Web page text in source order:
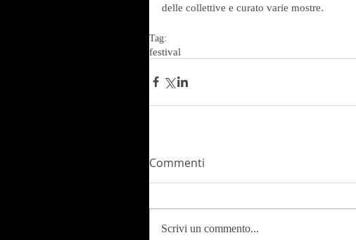
delle collettive e curato varie mostre.
Tag:
festival
Commenti
Scrivi un commento...